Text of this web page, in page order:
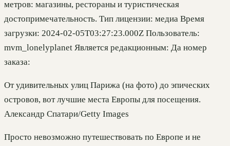
От удивительных улиц Парижа (на фото) до эпических
островов, вот лучшие места Европы для посещения.
Александр Спатари/Getty Images
Просто невозможно путешествовать по Европе и не